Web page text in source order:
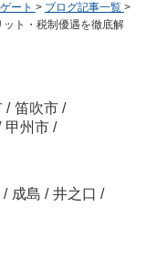
ート > ブログ記事一覧 >
ット・税制優遇を徹底解
/ 笛吹市 /
甲州市 /
/ 成島 / 井之口 /